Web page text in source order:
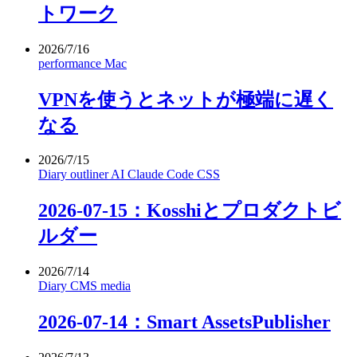
トワーク
2026/7/16
performance Mac
VPNを使うとネットが極端に遅く
なる
2026/7/15
Diary outlinerAI Claude Code CSS
2026-07-15：Kosshiとプロダクトビ
ルダー
2026/7/14
Diary CMS media
2026-07-14：Smart AssetsPublisher